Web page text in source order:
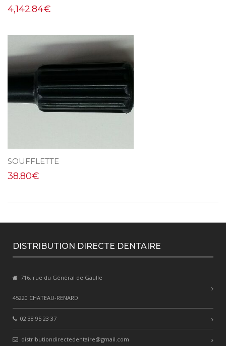
4,142.84€
SOUFFLETTE
38.80€
DISTRIBUTION DIRECTE DENTAIRE
716, rue du Général de Gaulle
45220 CHATEAU-RENARD
02 38 95 23 37
distributiondirectedentaire@gmail.com